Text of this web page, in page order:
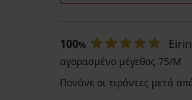
100%
αγορασμένο μέγεθος 75/M
Πονάνε οι τιράντες μετά